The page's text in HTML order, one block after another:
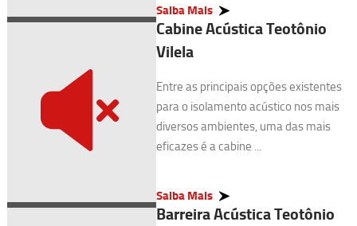
Saiba Mais
Cabine Acústica Teotônio
Vilela
Entre as principais opções existentes
para o isolamento acústico nos mais
diversos ambientes, uma das mais
eficazes é a cabine ...
Saiba Mais
Barreira Acústica Teotônio